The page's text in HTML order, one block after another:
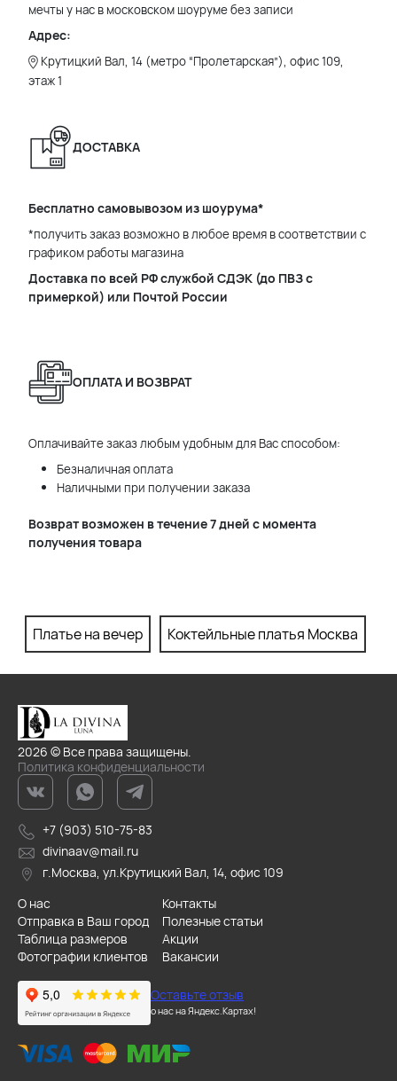
мечты у нас в московском шоуруме без записи
Адрес:
Крутицкий Вал, 14 (метро “Пролетарская”), офис 109,
этаж 1
ДОСТАВКА
Бесплатно самовывозом из шоурума*
*получить заказ возможно в любое время в соответствии с
графиком работы магазина
Доставка по всей РФ службой СДЭК (до ПВЗ с
примеркой) или Почтой России
ОПЛАТА И ВОЗВРАТ
Оплачивайте заказ любым удобным для Вас способом:
Безналичная оплата
Наличными при получении заказа
Возврат возможен в течение 7 дней с момента
получения товара
Платье на вечер Коктейльные платья Москва
2026 © Все права защищены.
Политика конфиденциальности
+7 (903) 510-75-83
divinaav@mail.ru
г.Москва, ул.Крутицкий Вал, 14, офис 109
О нас
Контакты
Отправка в Ваш город
Полезные статьи
Таблица размеров
Акции
Фотографии клиентов
Вакансии
Оставьте отзыв
о нас на Яндекс.Картах!